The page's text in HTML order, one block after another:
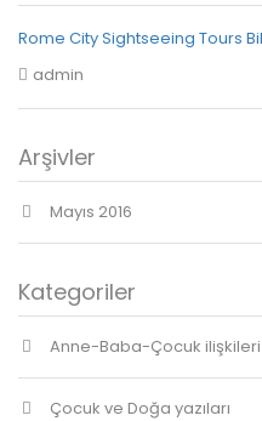
Rome City Sightseeing Tours
admin
Arşivler
Mayıs 2016
Kategoriler
Anne-Baba-Çocuk ilişkileri
Çocuk ve Doğa yazıları